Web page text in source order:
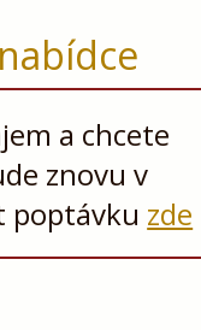
a chcete
znovu v
poptávku zde